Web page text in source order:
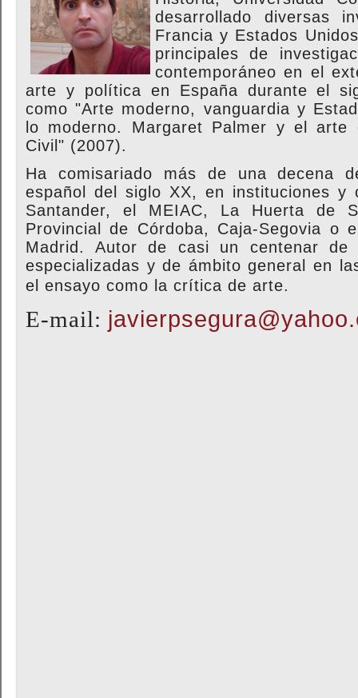
desarrollado diversas
Francia y Estados
principales de
contemporáneo en el
arte y política en España durante el
como "Arte moderno, vanguardia y
lo moderno. Margaret Palmer y el arte
Civil" (2007).
Ha comisariado más de una decena
español del siglo XX, en instituciones y
Santander, el MEIAC, La Huerta de
Provincial de Córdoba, Caja-Segovia o
Madrid. Autor de casi un centenar de
especializadas y de ámbito general en
el ensayo como la crítica de arte.
E-mail: